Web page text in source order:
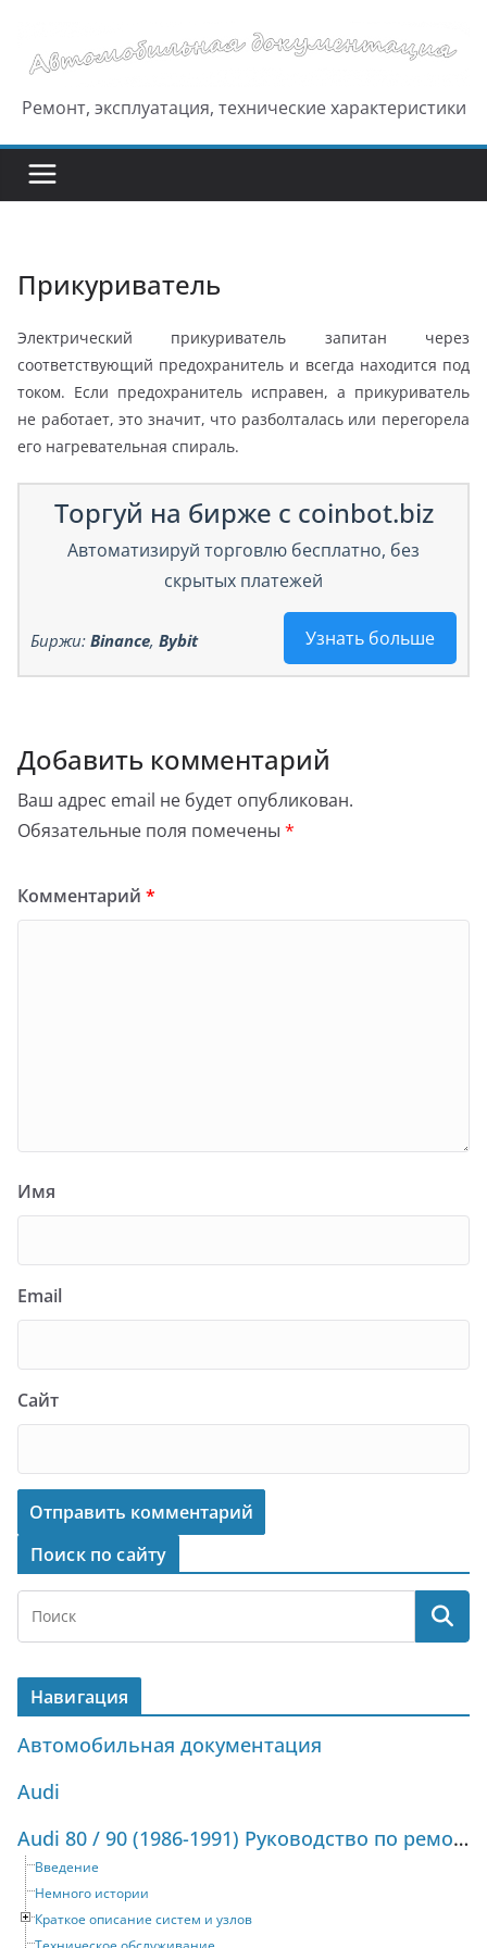
содержимому
Ремонт, эксплуатация, технические характеристики
Прикуриватель
Электрический прикуриватель запитан через
соответствующий предохранитель и всегда находится под
током. Если предохранитель исправен, а прикуриватель
не работает, это значит, что разболталась или перегорела
его нагревательная спираль.
Торгуй на бирже с coinbot.biz
Автоматизируй торговлю бесплатно, без
скрытых платежей
Узнать больше
Биржи: Binance, Bybit
Добавить комментарий
Ваш адрес email не будет опубликован.
Обязательные поля помечены *
Комментарий *
Имя
Email
Сайт
Поиск по сайту
Навигация
Автомобильная документация
Audi
Audi 80 / 90 (1986-1991) Руководство по ремонту и техническому обслуживанию
Введение
Немного истории
Краткое описание систем и узлов